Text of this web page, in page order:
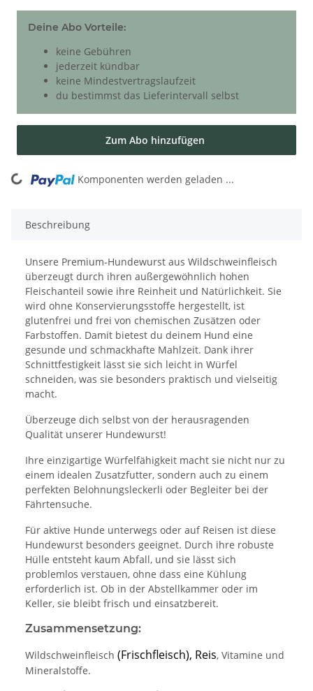
Deine Abo Vorteile:
keine Gebühren
jederzeit kündbar
keine Mindestvertragslaufzeit
du bestimmst das Lieferintervall selbst
Zum Abo hinzufügen
Komponenten werden geladen ...
Beschreibung
Unsere Premium-Hundewurst aus Wildschweinfleisch
überzeugt durch ihren außergewöhnlich hohen
Fleischanteil sowie ihre Reinheit und Natürlichkeit. Sie
wird ohne Konservierungsstoffe hergestellt, ist
glutenfrei und frei von chemischen Zusätzen oder
Farbstoffen. Damit bietest du deinem Hund eine
gesunde und schmackhafte Mahlzeit. Dank ihrer
Schnittfestigkeit lässt sie sich leicht in Würfel
schneiden, was sie besonders praktisch und vielseitig
macht.
Überzeuge dich selbst von der herausragenden
Qualität unserer Hundewurst!
Ihre einzigartige Würfelfähigkeit macht sie nicht nur zu
einem idealen Zusatzfutter, sondern auch zu einem
perfekten Belohnungsleckerli oder Begleiter bei der
Fährtensuche.
Für aktive Hunde unterwegs oder auf Reisen ist diese
Hundewurst besonders geeignet. Durch ihre robuste
Hülle entsteht kaum Abfall, und sie lässt sich
problemlos verstauen, ohne dass eine Kühlung
erforderlich ist. Ob in der Abstellkammer oder im
Keller, sie bleibt frisch und einsatzbereit.
Zusammensetzung:
Wildschweinfleisch (Frischfleisch), Reis, Vitamine und
Mineralstoffe.